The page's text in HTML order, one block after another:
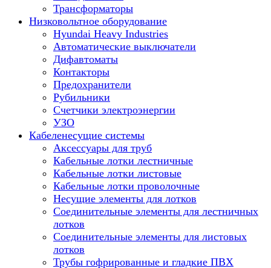
Трансформаторы
Низковольтное оборудование
Hyundai Heavy Industries
Автоматические выключатели
Дифавтоматы
Контакторы
Предохранители
Рубильники
Счетчики электроэнергии
УЗО
Кабеленесущие системы
Аксессуары для труб
Кабельные лотки лестничные
Кабельные лотки листовые
Кабельные лотки проволочные
Несущие элементы для лотков
Соединительные элементы для лестничных
лотков
Соединительные элементы для листовых
лотков
Трубы гофрированные и гладкие ПВХ